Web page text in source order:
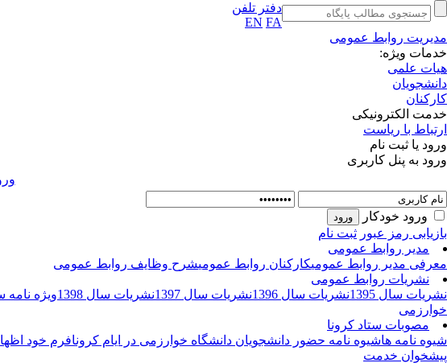
دفتر تلفن
EN FA
مدیریت روابط عمومی
خدمات ویژه:
هیات علمی
دانشجویان
کارکنان
خدمت الکترونیکی
ارتباط با ریاست
ورود یا ثبت نام
ورود به پنل کاربری
ورود خودکار
بازیابی رمز عبور ثبت نام
مدیر روابط عمومی
معرفی مدیر روابط عمومیکارکنان روابط عمومیشرح وظایف روابط عمومی
نشریات روابط عمومی
نشریات سال 1395
نشریات سال 1396 نشریات سال 1397 نشریات سال 1398 ویژه نامه
خوارزمی
مصوبات ستاد کرونا
شیوه نامه هاشیوه نامه حضور دانشجویان دانشگاه خوارزمی در ایام کرونافرم خود
پیشخوان خدمت